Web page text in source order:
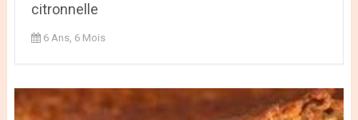
citronnelle
6 Ans, 6 Mois